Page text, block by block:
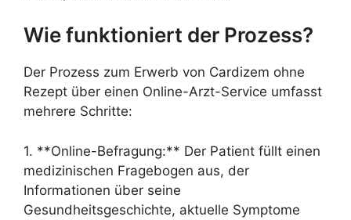
Wie funktioniert der Prozess?
Der Prozess zum Erwerb von Cardizem ohne
Rezept über einen Online-Arzt-Service umfasst
mehrere Schritte:
1. **Online-Befragung:** Der Patient füllt einen
medizinischen Fragebogen aus, der
Informationen über seine
Gesundheitsgeschichte, aktuelle Symptome